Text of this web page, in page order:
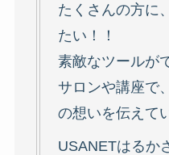
たくさんの方に
たい！！
素敵なツールが
サロンや講座で
の想いを伝えて
USANETはるか